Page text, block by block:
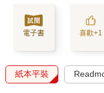
電子書 喜歡+1
紙本平裝